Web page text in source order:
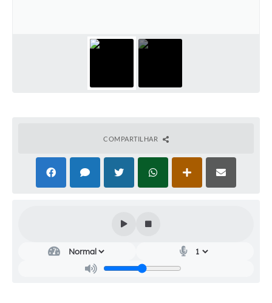
Arquivos para Download
Participe mais
Contas Públicas
COMPARTILHAR